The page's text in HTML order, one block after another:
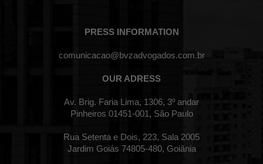
PRESS INFORMATION
comunicacao@bvzadvogados.com.br
OUR ADRESS
Av. Brig. Faria Lima, 1306, 3º andar
Pinheiros 01451-001, São Paulo
Rua Setenta e Dois, 223, Sala 2005
Jardim Goiás 74805-480, Goiânia